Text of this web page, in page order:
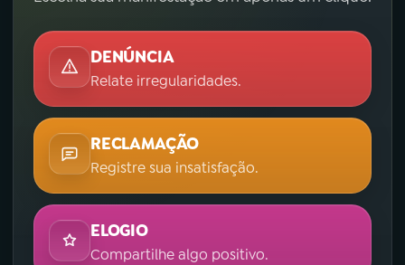
DENÚNCIA
Relate irregularidades.
RECLAMAÇÃO
Registre sua insatisfação.
ELOGIO
Compartilhe algo positivo.